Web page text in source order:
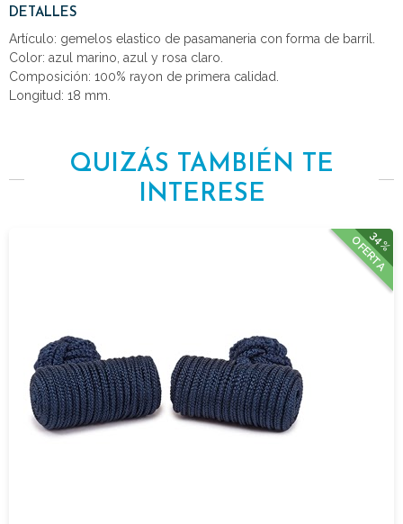
DETALLES
Artículo: gemelos elastico de pasamaneria con forma de barril.
Color: azul marino, azul y rosa claro.
Composición: 100% rayon de primera calidad.
Longitud: 18 mm.
QUIZÁS TAMBIÉN TE
INTERESE
34%
OFERTA